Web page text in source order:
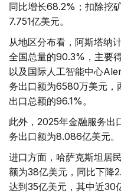
同比增长68.2%；扣除挖
7.751亿美元。
从地区分布看，阿斯塔纳
全国总量的90.3%，主要
以及国际人工智能中心
务出口额为6580万美元，
出口总额的96.1%。
此外，2025年金融服务出
务出口额为8.086亿美元。
进口方面，哈萨克斯坦居
额为38亿美元，同比下降
达到35亿美元，其中近30